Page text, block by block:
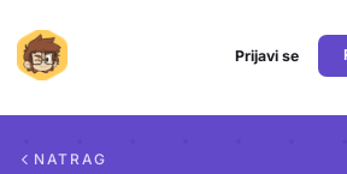
Prijavi se
NATRAG